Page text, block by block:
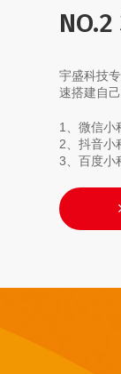
宇盛科技
速搭建自
1、微信小
2、抖音小
3、百度小